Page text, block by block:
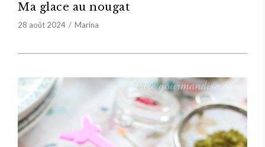
Ma glace au nougat
28 août 2024 Marina